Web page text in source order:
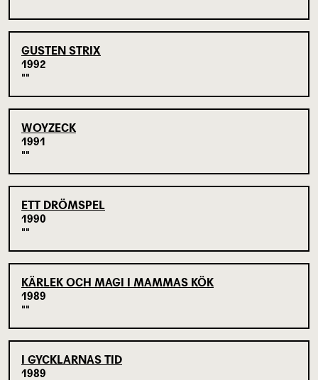
GUSTEN STRIX
1992
WOYZECK
1991
ETT DRÖMSPEL
1990
KÄRLEK OCH MAGI I MAMMAS KÖK
1989
I GYCKLARNAS TID
1989